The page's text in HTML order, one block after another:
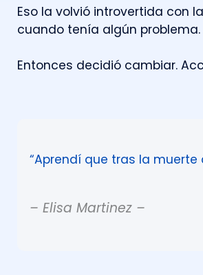
Eso la volvió introvertida con la
cuando tenía algún problema.
Entonces decidió cambiar. Acc
“Aprendí que tras la
– Elisa Martinez –